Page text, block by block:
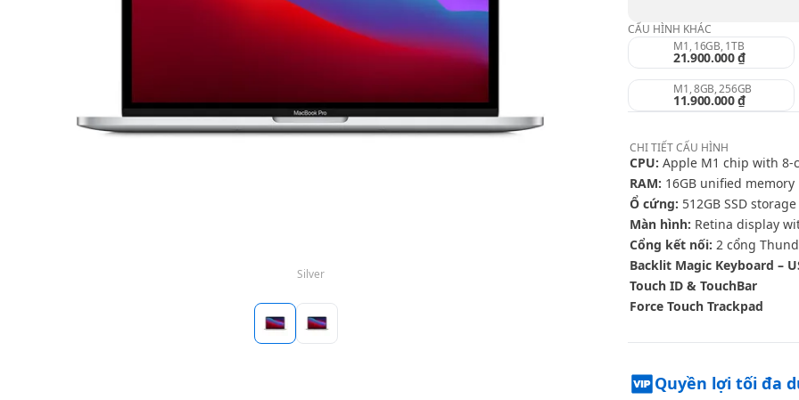
Silver
98%:
CẤU HÌNH KHÁC
M1, 16GB, 1TB
21.900.000 ₫
M1, 8GB, 256GB
11.900.000 ₫
CHI TIẾTCẤU HÌNH
CPU: Apple M1 chip with
RAM: 16GB unified memory
Ổ cứng: 512GB SSD storage
Màn hình: Retina display
Cổng kết nối: 2 cổng
Backlit Magic Keyboard –
Touch ID & TouchBar
Force Touch Trackpad
Quyền lợi tối đa